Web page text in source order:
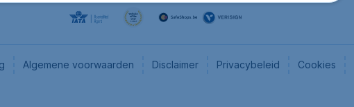
Algemene voorwaarden Disclaimer Privacybeleid Cookies